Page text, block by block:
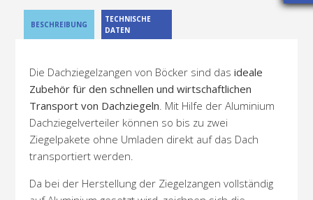
BESCHREI­BUNG
TECHNI­SCHE
DATEN
Die Dachziegelzangen von Böcker sind dasideale
Zubehör für den schnellen und wirtschaftlichen
Transport von Dachziegeln. Mit Hilfe der Aluminium
Dachziegelverteiler können so bis zu zwei
Ziegelpakete ohne Umladen direkt auf das Dach
transportiert werden.
Da bei der Herstellung der Ziegelzangen vollständig